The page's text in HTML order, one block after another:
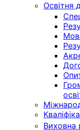
Освітня
Виховна